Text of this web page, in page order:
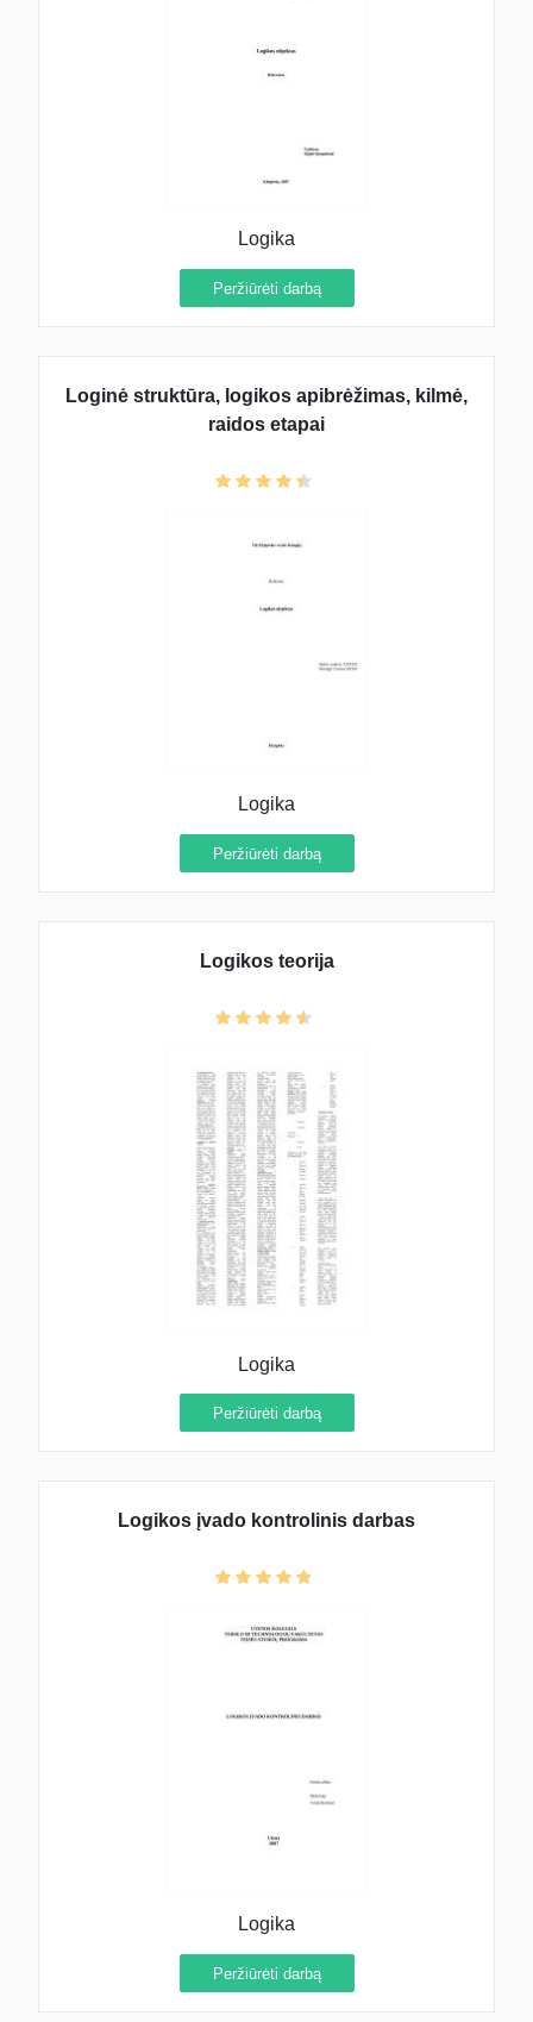
Logika
Peržiūrėti darbą
Loginė struktūra, logikos apibrėžimas, kilmė,
raidos etapai
Logika
Peržiūrėti darbą
Logikos teorija
Logika
Peržiūrėti darbą
Logikos įvado kontrolinis darbas
Logika
Peržiūrėti darbą